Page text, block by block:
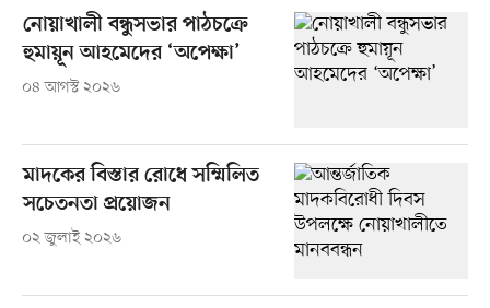
নোয়াখালী বন্ধুসভার পাঠচক্রে
হুমায়ূন আহমেদের ‘অপেক্ষা’
০৪ আগস্ট ২০২৬
মাদকের বিস্তার রোধে সম্মিলিত
সচেতনতা প্রয়োজন
০২ জুলাই ২০২৬